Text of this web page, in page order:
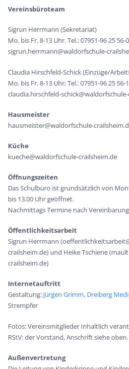
Vereinsbüroteam
Sigrun Herrmann (Sekretariat)
Mo. bis Fr. 8-13 Uhr. Tel.: 07951-96 25 56-0
sigrun.herrmann@waldorfschule-
Claudia Hirschfeld-Schick (Einzüge/
Mo. bis Fr. 8-13 Uhr; Tel.: 07951-96 25 56-
claudia.hirschfeld-
Hausmeister
hausmeister@waldorfschule-
Küche
kueche@waldorfschule-crailsheim.de
Öffnungszeiten
Das Schulbüro ist grundsätzlich von
bis 13.00 Uhr geöffnet.
Nachmittags Termine nach
Öffentlichkeitsarbeit
Sigrun Herrmann
crailsheim.de) und Heike Tschiene
crailsheim.de)
Internetauftritt
Gestaltung: Jürgen Grimm, Dreiberg
Strempfer
Fotos: Vereinsmitglieder Inhaltlich
RStV: der Vorstand, Anschrift siehe oben.
Außenvertretung